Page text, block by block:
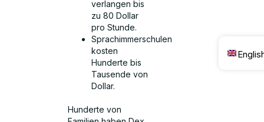
verlangen bis
zu 80 Dollar
pro Stunde.
Sprachimmerschulen
kosten
Hunderte bis
Tausende von
Dollar.
Hunderte von